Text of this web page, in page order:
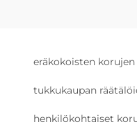
eräkokoisten
tukkukaupan
henkilökohtaiset